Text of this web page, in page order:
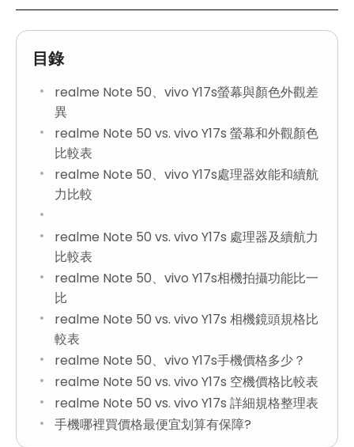
目錄
realme Note 50、vivo Y17s螢幕與顏色外觀差
異
realme Note 50 vs. vivo Y17s 螢幕和外觀顏色
比較表
realme Note 50、vivo Y17s處理器效能和續航
力比較
realme Note 50 vs. vivo Y17s 處理器及續航力
比較表
realme Note 50、vivo Y17s相機拍攝功能比一
比
realme Note 50 vs. vivo Y17s 相機鏡頭規格比
較表
realme Note 50、vivo Y17s手機價格多少？
realme Note 50 vs. vivo Y17s 空機價格比較表
realme Note 50 vs. vivo Y17s 詳細規格整理表
手機哪裡買價格最便宜划算有保障?